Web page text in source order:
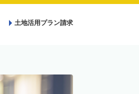
土地活用プラン請求